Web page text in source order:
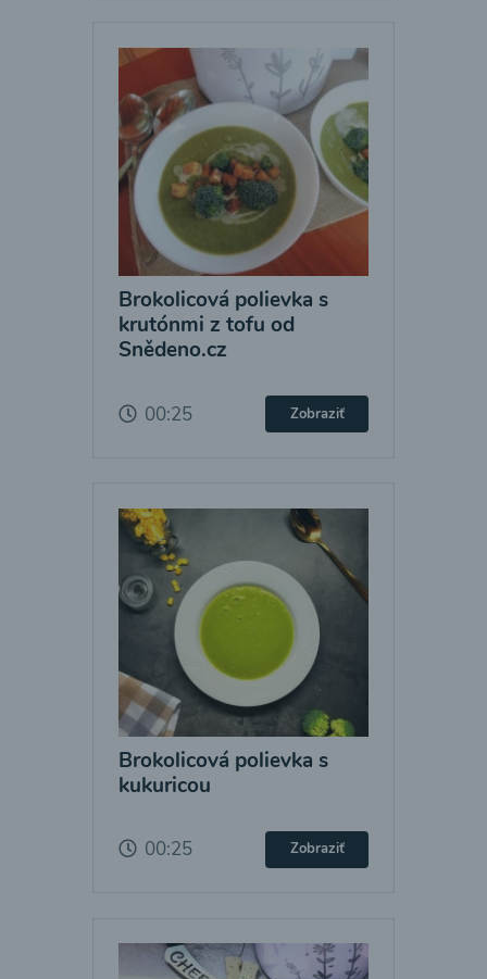
Brokolicová polievka s
krutónmi z tofu od
Snědeno.cz
00:25 Zobraziť
Brokolicová polievka s
kukuricou
00:25 Zobraziť